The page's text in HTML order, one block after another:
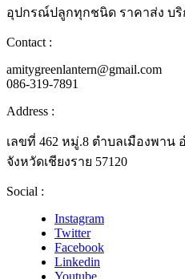
อุปกรณ์ปลูกทุกชนิด ราคาส่ง บริ
Contact :
amitygreenlantern@gmail.com
086-319-7891
Address :
เลขที่ 462 หมู่.8 ตำบลเมืองพาน
จังหวัดเชียงราย 57120
Social :
Instagram
Twitter
Facebook
Linkedin
Youtube